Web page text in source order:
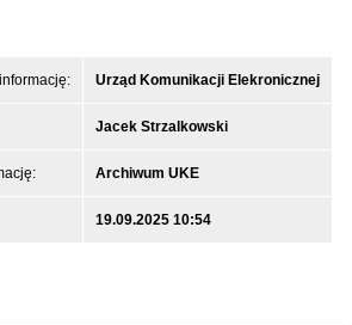
Urząd Komunikacji Elekronicznej
Jacek Strzalkowski
Archiwum UKE
19.09.2025 10:54